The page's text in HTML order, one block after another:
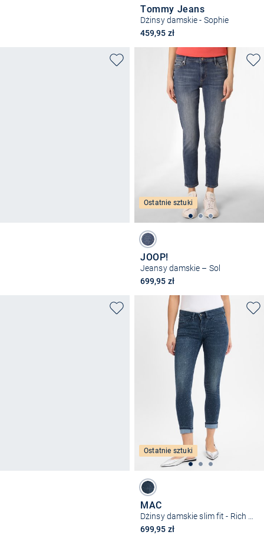
Tommy Jeans
Dżinsy damskie - Sophie
459,95 zł
Ostatnie sztuki
JOOP!
Jeansy damskie – Sol
699,95 zł
Ostatnie sztuki
MAC
699,95 zł